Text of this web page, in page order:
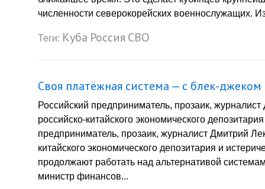
численности северокорейских военнослужащих.
Теги: Куба Россия СВО
Своя платёжная система — с блек-
Российский предприниматель, прозаик,
российско-китайского экономического
предприниматель, прозаик, журналист Дмитрий
китайского экономического депозитария и
продолжают работать над альтернативой
министр финансов...